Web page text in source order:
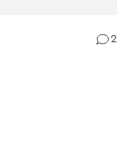
2